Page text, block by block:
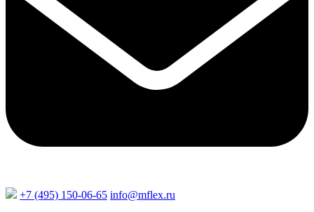
+7 (495) 150-06-65 info@mflex.ru